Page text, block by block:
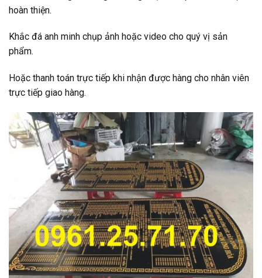
hoàn thiện.
Khắc đá anh minh chụp ảnh hoặc video cho quý vị sản
phẩm.
Hoặc thanh toán trực tiếp khi nhận được hàng cho nhân viên
trực tiếp giao hàng.